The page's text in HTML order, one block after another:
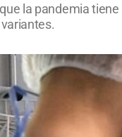
la pandemia